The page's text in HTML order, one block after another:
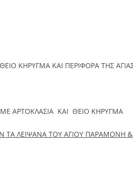
ΚΗΡΥΓΜΑ ΚΑΙ ΠΕΡΙΦΟΡΑ ΤΗΣ
ΑΡΤΟΚΛΑΣΙΑ ΚΑΙ ΘΕΙΟ ΚΗΡΥΓΜΑ
ΛΕΙΨΑΝΑ ΤΟΥ ΑΓΙΟΥ ΠΑΡΑΜΟΝΗ